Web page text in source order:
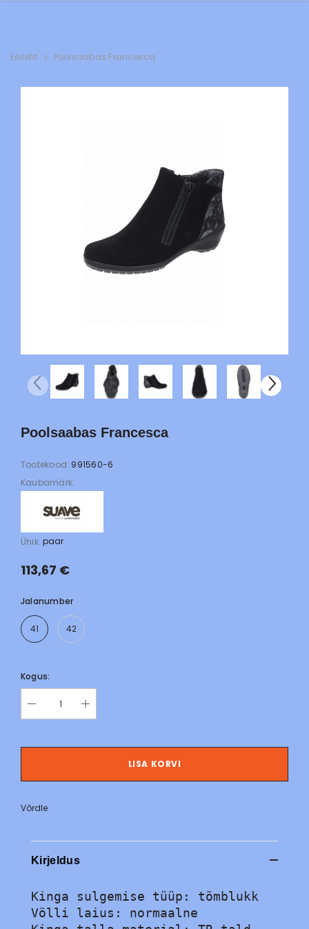
Esileht Poolsaabas Francesca
Poolsaabas Francesca
Tootekood: 991560-6
Kaubamärk:
Ühik: paar
113,67 €
Jalanumber
41 42
Kogus:
LISA KORVI
Võrdle
Kirjeldus
Kinga sulgemise tüüp: tõmblukk
Võlli laius: normaalne